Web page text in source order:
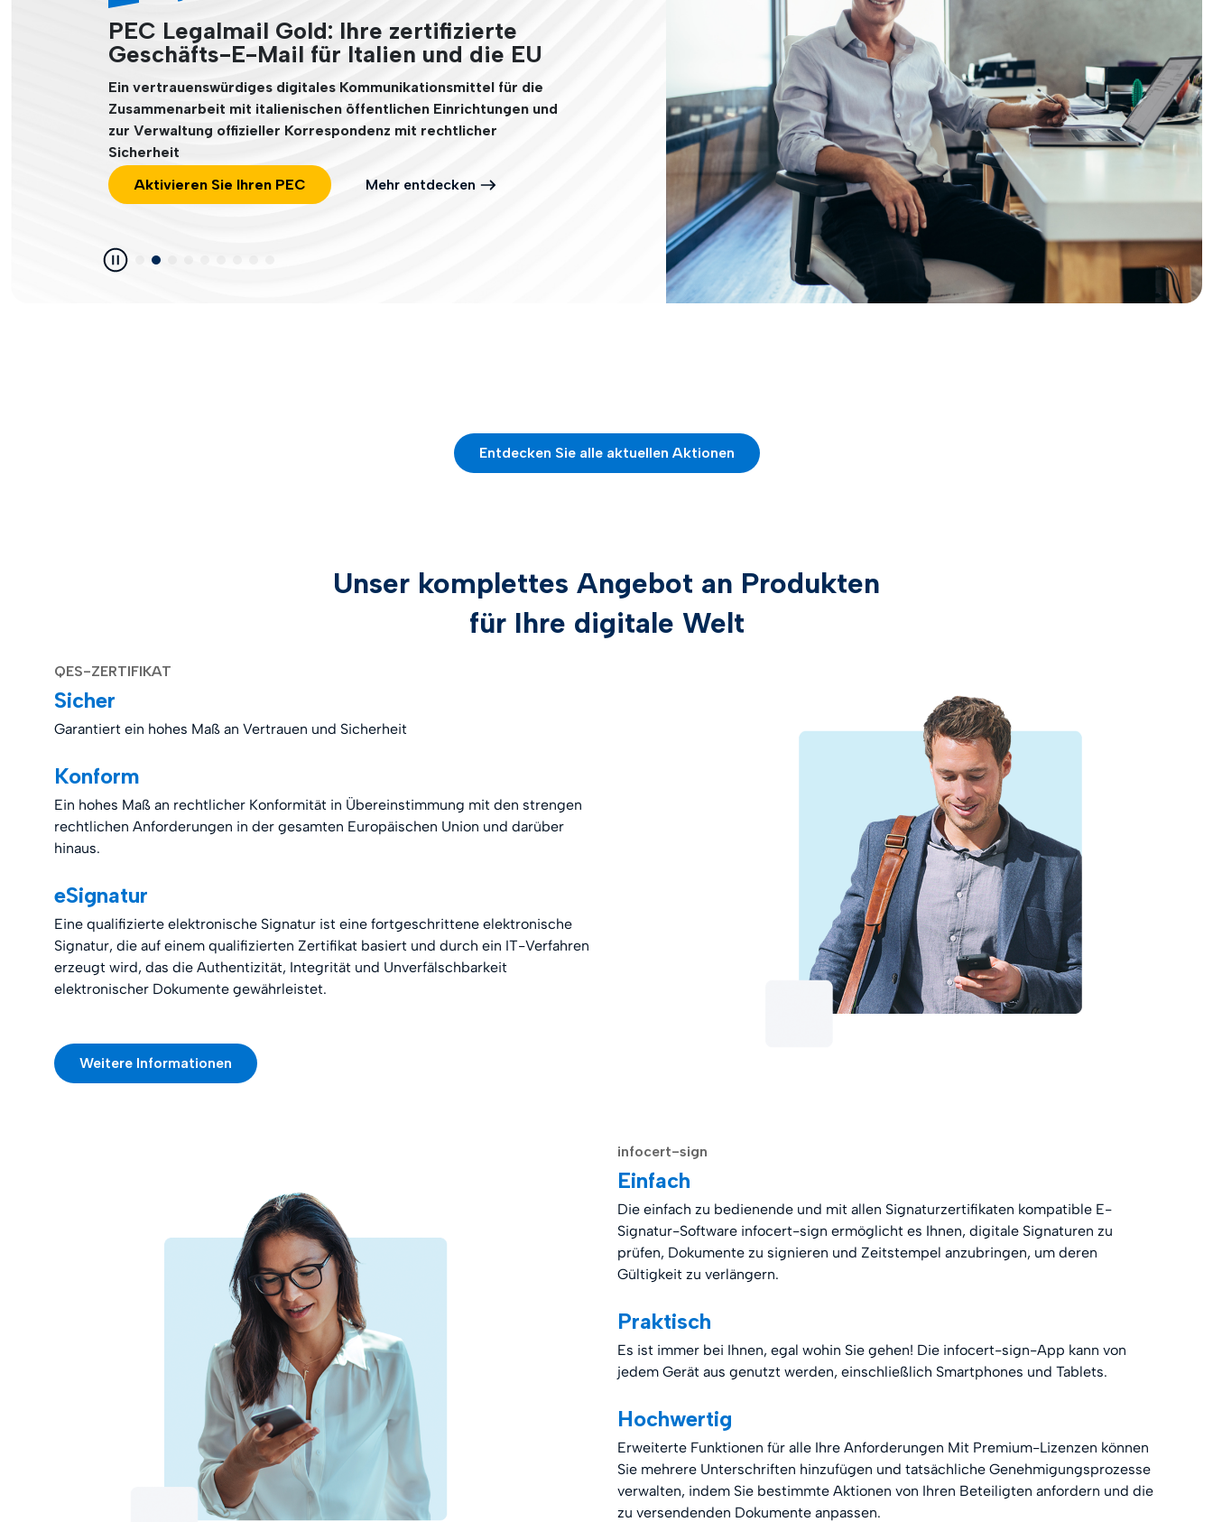
SUCHTHILFE
Zeitstempel
Jetzt beginnen
NÜTZLICHER LINK
Dokumentation
Alle Führer
Kontaktiere uns
NÜTZLICHER LINK
Dokumentation
Alle Führer
Kontakt
PEC Legalmail Gold: Ihre zertifizierte
Geschäfts-E-Mail für Italien und die EU
Ein vertrauenswürdiges digitales Kommunikationsmittel für die
Zusammenarbeit mit italienischen öffentlichen Einrichtungen und
zur Verwaltung offizieller Korrespondenz mit rechtlicher
Sicherheit
Aktivieren Sie Ihren PEC
Mehr entdecken
Entdecken Sie alle aktuellen Aktionen
Unser komplettes Angebot an Produkten
für Ihre digitale Welt
QES-ZERTIFIKAT
Sicher
Garantiert ein hohes Maß an Vertrauen und Sicherheit
Konform
Ein hohes Maß an rechtlicher Konformität in Übereinstimmung mit den strengen
rechtlichen Anforderungen in der gesamten Europäischen Union und darüber
hinaus.
eSignatur
Eine qualifizierte elektronische Signatur ist eine fortgeschrittene elektronische
Signatur, die auf einem qualifizierten Zertifikat basiert und durch ein IT-Verfahren
erzeugt wird, das die Authentizität, Integrität und Unverfälschbarkeit
elektronischer Dokumente gewährleistet.
Weitere Informationen
infocert-sign
Einfach
Die einfach zu bedienende und mit allen Signaturzertifikaten kompatible E-
Signatur-Software infocert-sign ermöglicht es Ihnen, digitale Signaturen zu
prüfen, Dokumente zu signieren und Zeitstempel anzubringen, um deren
Gültigkeit zu verlängern.
Praktisch
Es ist immer bei Ihnen, egal wohin Sie gehen! Die infocert-sign-App kann von
jedem Gerät aus genutzt werden, einschließlich Smartphones und Tablets.
Hochwertig
Erweiterte Funktionen für alle Ihre Anforderungen Mit Premium-Lizenzen können
Sie mehrere Unterschriften hinzufügen und tatsächliche Genehmigungsprozesse
verwalten, indem Sie bestimmte Aktionen von Ihren Beteiligten anfordern und die
zu versendenden Dokumente anpassen.